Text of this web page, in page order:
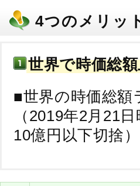
4つのメリッ
世界で時価総
■世界の時価総額
（2019年2月21
10億円以下切捨）